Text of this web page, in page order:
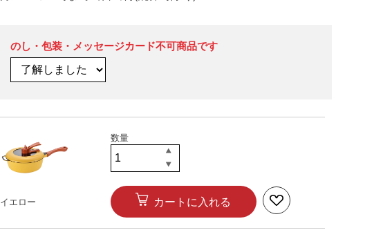
のし・包装・メッセージカード不可商品です
イエロー カートに入れる